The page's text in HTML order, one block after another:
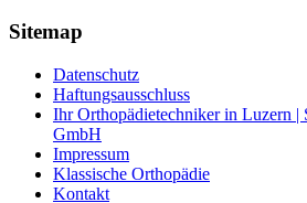
Sitemap
Datenschutz
Haftungsausschluss
Ihr Orthopädietechniker in Luzern |
GmbH
Impressum
Klassische Orthopädie
Kontakt